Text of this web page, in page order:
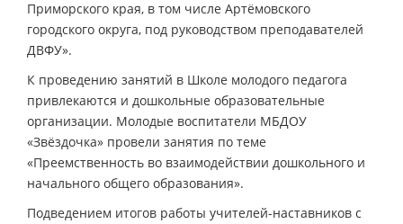
Приморского края, в том числе Артёмовского
городского округа, под руководством преподавателей
ДВФУ».
К проведению занятий в Школе молодого педагога
привлекаются и дошкольные образовательные
организации. Молодые воспитатели МБДОУ
«Звёздочка» провели занятия по теме
«Преемственность во взаимодействии дошкольного и
начального общего образования».
Подведением итогов работы учителей-наставников с